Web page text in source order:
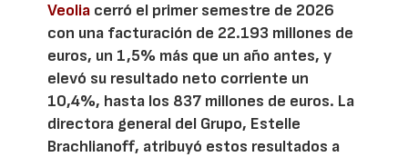
Veolia cerró el primer semestre de 2026
con una facturación de 22.193 millones de
euros, un 1,5% más que un año antes, y
elevó su resultado neto corriente un
10,4%, hasta los 837 millones de euros. La
directora general del Grupo, Estelle
Brachlianoff, atribuyó estos resultados a